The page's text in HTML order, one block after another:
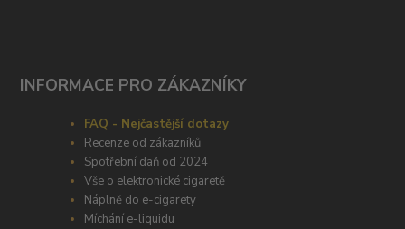
INFORMACE PRO ZÁKAZNÍKY
FAQ - Nejčastější dotazy
Recenze od zákazníků
Spotřební daň od 2024
Vše o elektronické cigaretě
Náplně do e-cigarety
Míchání e-liquidu